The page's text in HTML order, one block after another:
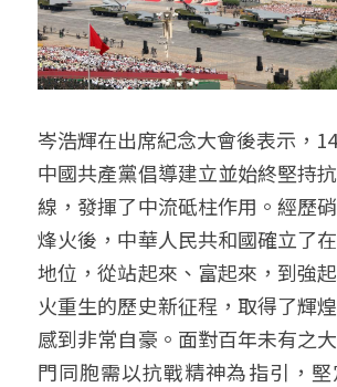
岑浩輝在出席紀念大會後表示，
中國共產黨倡導建立並始終堅持
線，發揮了中流砥柱作用。經歷
烽火後，中華人民共和國確立了
地位，從站起來、富起來，到強
火重生的歷史新征程，取得了輝
感到非常自豪。面對百年未有之
門同胞需以抗戰精神為指引，